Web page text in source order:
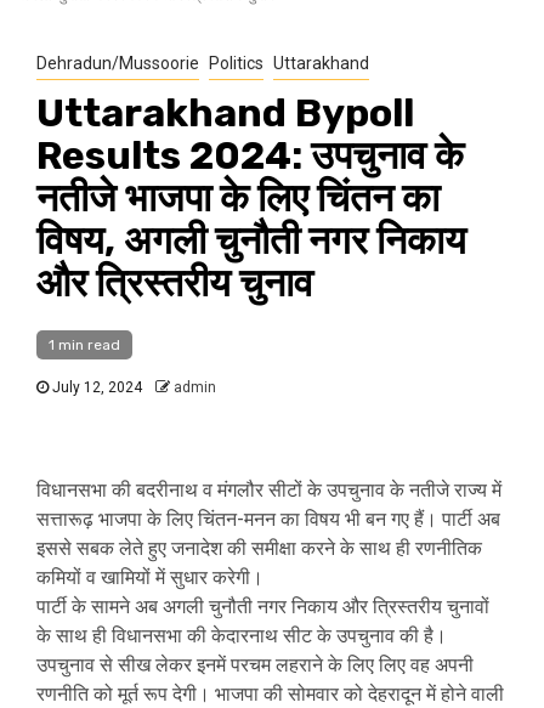
Dehradun/Mussoorie Politics Uttarakhand
Uttarakhand Bypoll
Results 2024: उपचुनाव के
नतीजे भाजपा के लिए चिंतन का
विषय, अगली चुनौती नगर निकाय
और त्रिस्तरीय चुनाव
1 min read
July 12, 2024 admin
विधानसभा की बदरीनाथ व मंगलौर सीटों के उपचुनाव के नतीजे राज्य में
सत्तारूढ़ भाजपा के लिए चिंतन-मनन का विषय भी बन गए हैं। पार्टी अब
इससे सबक लेते हुए जनादेश की समीक्षा करने के साथ ही रणनीतिक
कमियों व खामियों में सुधार करेगी।
पार्टी के सामने अब अगली चुनौती नगर निकाय और त्रिस्तरीय चुनावों
के साथ ही विधानसभा की केदारनाथ सीट के उपचुनाव की है।
उपचुनाव से सीख लेकर इनमें परचम लहराने के लिए लिए वह अपनी
रणनीति को मूर्त रूप देगी। भाजपा की सोमवार को देहरादून में होने वाली